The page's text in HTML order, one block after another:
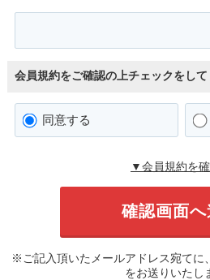
会員規約をご確認の上チェックをし
同意する
▼会員規約を
※ご記入頂いたメールアドレス宛てに
をお送りいたし